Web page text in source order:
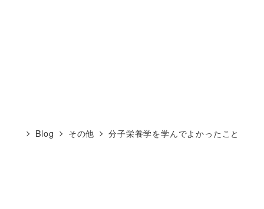
Blog その他 分子栄養学を学んでよかったこと